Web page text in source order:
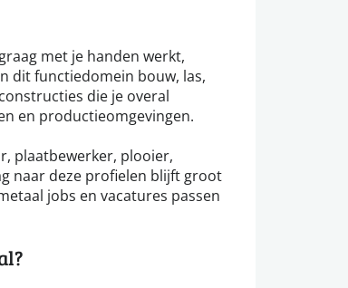
met je handen werkt,
dit functiedomein bouw, las,
die je overal
en productieomgevingen.
plaatbewerker, plooier,
naar deze profielen blijft groot
jobs en vacatures passen